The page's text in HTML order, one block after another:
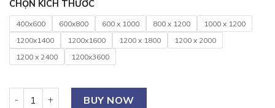
CHỌN KÍCH THƯỚC
400x600 600x800 600 x 1000 800 x 1200
1000 x 1200
1200x1400
1200x1600 1200 x 1800
1200 x 2000
1200 x 2400
1200x3600
BUY NOW